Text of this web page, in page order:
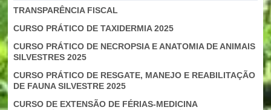
TRANSPARÊNCIA FISCAL
CURSO PRÁTICO DE TAXIDERMIA 2025
CURSO PRÁTICO DE NECROPSIA E ANATOMIA DE ANIMAIS
SILVESTRES 2025
CURSO PRÁTICO DE RESGATE, MANEJO E REABILITAÇÃO
DE FAUNA SILVESTRE 2025
CURSO DE EXTENSÃO DE FÉRIAS-MEDICINA